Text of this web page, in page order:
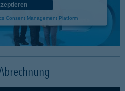
Consent Management Platform